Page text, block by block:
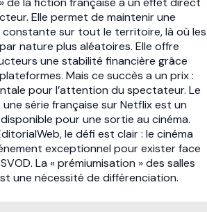
Elle permet de maintenir une
sur tout le territoire, là où les
nature plus aléatoires. Elle offre
une stabilité financière grâce
Mais ce succès a un prix :
pour l’attention du spectateur. Le
série française sur Netflix est un
pour une sortie au cinéma.
le défi est clair : le cinéma
exceptionnel pour exister face
La « prémiumisation » des salles
une nécessité de différenciation.